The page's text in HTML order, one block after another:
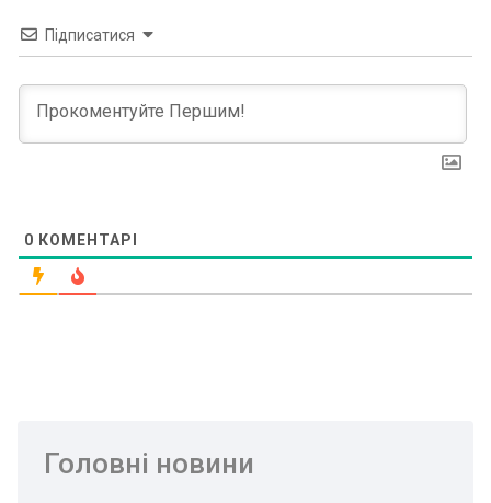
Підписатися
0 КОМЕНТАРІ
Головні новини